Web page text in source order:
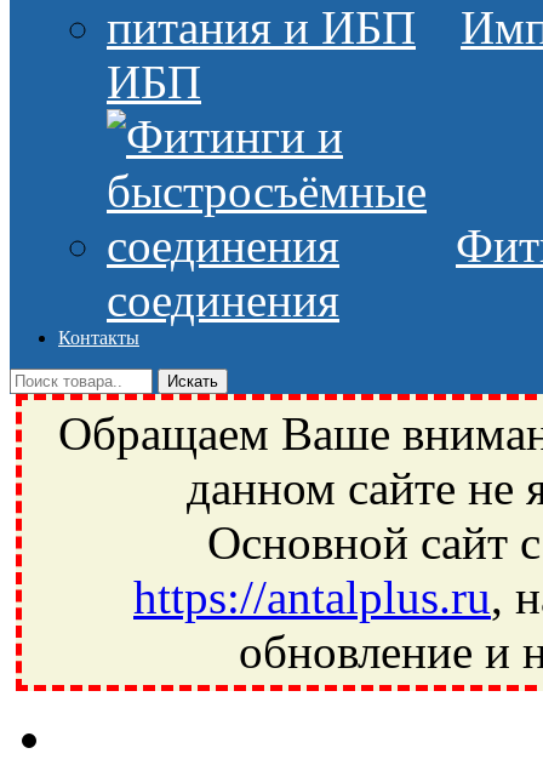
ИБП
соединения
Контакты
Обращаем Ваше
данном сайте не
Основной сайт
https://antalplus.ru,
обновление и
Ивантеевка, подшипники, пневматика, метизы, техника,